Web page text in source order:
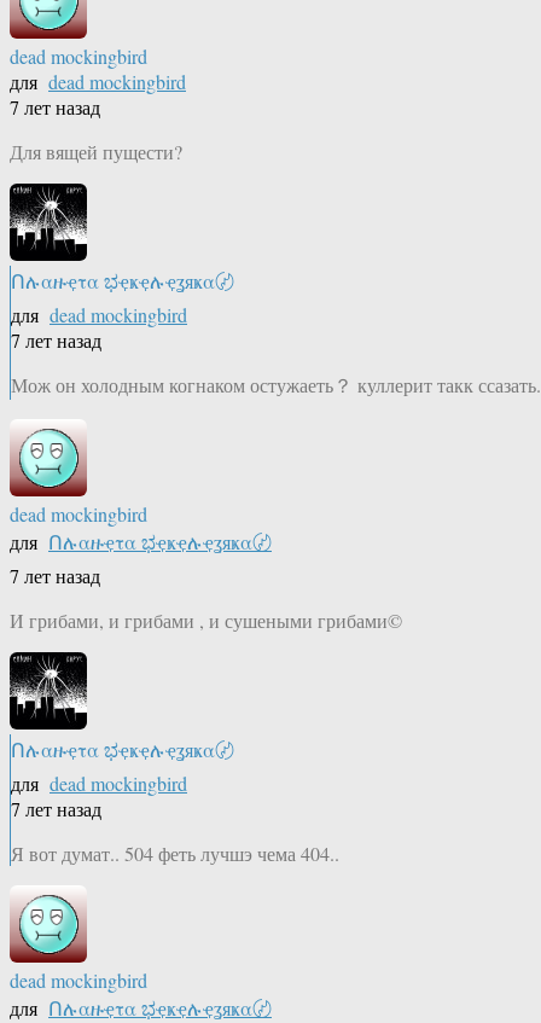
dead mockingbird
для dead mockingbird
7 лет назад
Для вящей пущести?
Ոሉαዙҿτα ಭҿҝҿሉҿʓяҝα〄
для dead mockingbird
7 лет назад
Мож он холодным когнаком остужаеть？ куллерит такк
dead mockingbird
для Ոሉαዙҿτα ಭҿҝҿሉҿʓяҝα〄
7 лет назад
И грибами, и грибами , и сушеными грибами©
Ոሉαዙҿτα ಭҿҝҿሉҿʓяҝα〄
для dead mockingbird
7 лет назад
Я вот думат.. 504 феть лучшэ чема 404..
dead mockingbird
для Ոሉαዙҿτα ಭҿҝҿሉҿʓяҝα〄